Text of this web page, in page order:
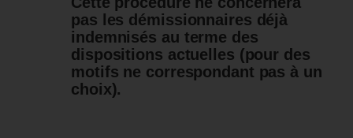
pas les démissionnaires déjà
indemnisés au terme des
dispositions actuelles (pour des
motifs ne correspondant pas à un
choix).